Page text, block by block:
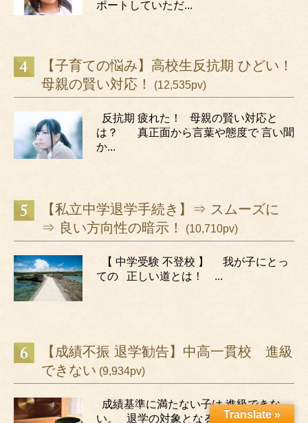
ポートしていただ...
【子育ての悩み】高校生反抗期 ひどい！
母親の賢い対応！
(12,535pv)
反抗期 疲れた！ 母親の賢い対応と
は？ 真正面から言葉や態度で 言い聞
か...
【私立中学退学手続き】⇒ スムーズに
⇒ 良い方向性の暗示！
(10,710pv)
【 中学受験 不登校 】 我が子にとっ
ての 正しい道とは！ ...
【成績不振 退学勧告】中高一貫校 進級
できない (9,934pv)
成績基準に満たない子は 進級できな
い。 退学の対象となる。 退学した
Translate »